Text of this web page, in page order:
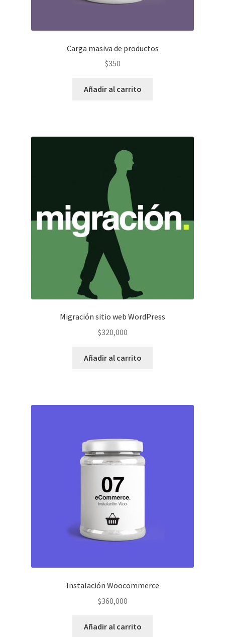
Carga masiva de productos
$350
Añadir al carrito
Migración sitio web WordPress
$320,000
Añadir al carrito
Instalación Woocommerce
$360,000
Añadir al carrito